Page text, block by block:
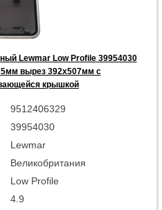
Lewmar Low Profile 39954030
вырез 392x507мм с
крышкой
9512406329
39954030
Lewmar
Великобритания
Low Profile
4.9